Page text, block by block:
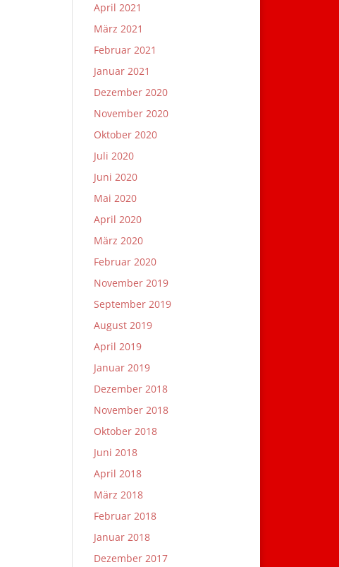
April 2021
März 2021
Februar 2021
Januar 2021
Dezember 2020
November 2020
Oktober 2020
Juli 2020
Juni 2020
Mai 2020
April 2020
März 2020
Februar 2020
November 2019
September 2019
August 2019
April 2019
Januar 2019
Dezember 2018
November 2018
Oktober 2018
Juni 2018
April 2018
März 2018
Februar 2018
Januar 2018
Dezember 2017